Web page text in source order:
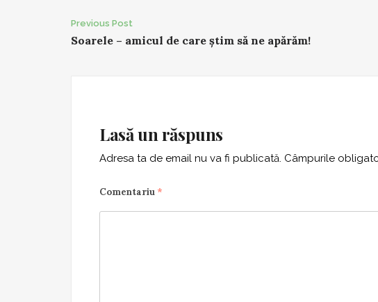
Post
Previous Post
Soarele – amicul de care ştim să ne apărăm!
Lasă un răspuns
Adresa ta de email nu va fi publicată. Câmpurile
Comentariu *